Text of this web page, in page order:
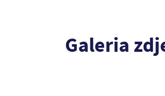
Galeria